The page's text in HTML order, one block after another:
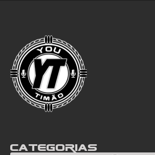
Categorias